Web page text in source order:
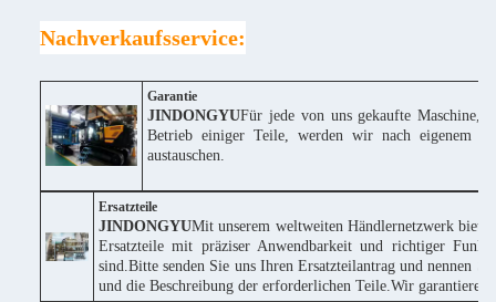
Nachverkaufsservice:
Garantie
JINDONGYUFür jede von uns gekaufte Maschine,
Betrieb einiger Teile, werden wir nach eigenem
austauschen.
Ersatzteile
JINDONGYUMit unserem weltweiten Händlernetzwerk
Ersatzteile mit präziser Anwendbarkeit und richtiger
sind.Bitte senden Sie uns Ihren Ersatzteilantrag und nennen
und die Beschreibung der erforderlichen Teile.Wir